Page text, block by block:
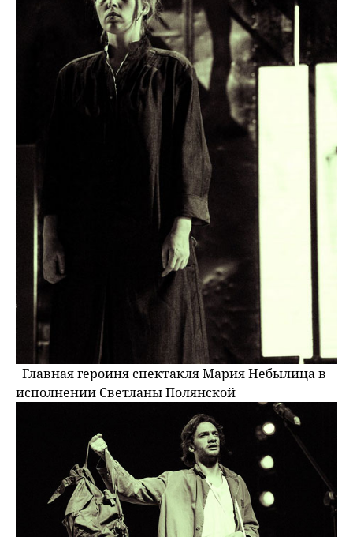
Главная героиня спектакля Мария Небылица в
исполнении Светланы Полянской